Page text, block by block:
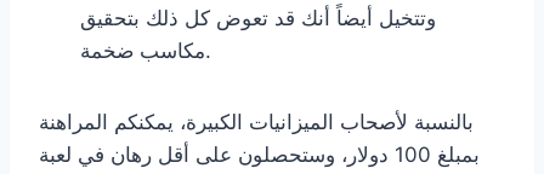
وتتخيل أيضاً أنك قد تعوض كل ذلك بتحقيق
مكاسب ضخمة.
بالنسبة لأصحاب الميزانيات الكبيرة، يمكنكم المراهنة
بمبلغ 100 دولار، وستحصلون على أقل رهان في لعبة